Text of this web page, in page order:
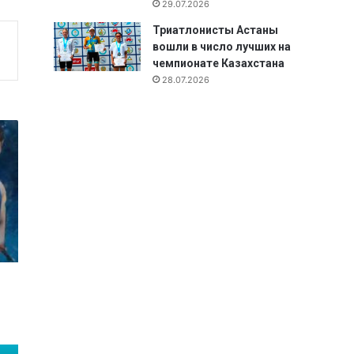
29.07.2026
Триатлонисты Астаны
вошли в число лучших на
чемпионате Казахстана
28.07.2026